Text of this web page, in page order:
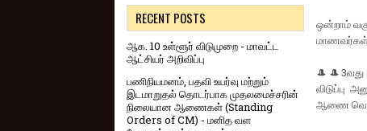
ஒன்றாம்
மாணவர்கள்
🎩🎩3வது
விடுப்பு
ஆணை
RECENT POSTS
ஆக. 10 உள்ளூர் விடுமுறை - மாவட்ட
ஆட்சியர் அறிவிப்பு
பணிநியமனம், பதவி உயர்வு மற்றும்
இடமாறுதல் தொடர்பாக முதலமைச்சரின்
நிலையான ஆணைகள் (Standing
Orders of CM) - மனித வள